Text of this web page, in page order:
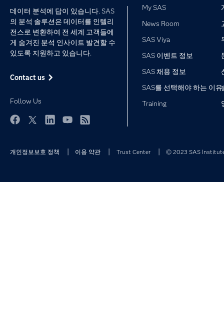
데이터 분석에 답이 있습니다. SAS
의 분석 솔루션은 데이터를 인텔리
전스로 변환하여 전 세계 고객들에
게 숨겨진 분석 인사이트 발견할 수
있도록 지원하고 있습니다.
Contact us
Follow Us
My SAS
News Room
SAS Viya
SAS 이벤트 정보
SAS 채용 정보
SAS를 선택해야 하는 이유
Training
개인정보보호 정책 이용 약관 Trust Center © 2023 SAS